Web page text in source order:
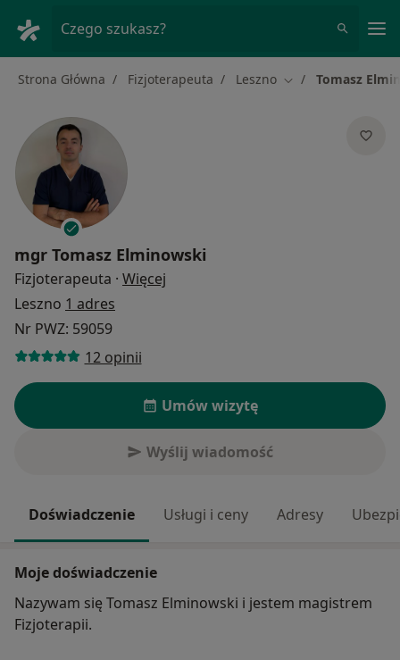
Czego szukasz?
Strona Główna Fizjoterapeuta Leszno Zmień miasto
Tomasz
mgr Tomasz Elminowski
Fizjoterapeuta · Więcej
Leszno 1 adres
Nr PWZ: 59059
12 opinii
Umów wizytę
Wyślij wiadomość
Doświadczenie Usługi i ceny Adresy
Moje doświadczenie
Nazywam się Tomasz Elminowski i jestem magistrem
Fizjoterapii.